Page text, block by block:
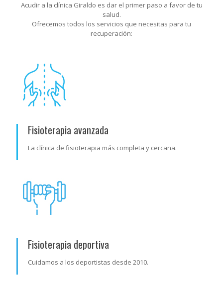
Acudir a la clínica Giraldo es dar el primer paso a favor de tu
salud.
Ofrecemos todos los servicios que necesitas para tu
recuperación:
Fisioterapia avanzada
La clínica de fisioterapia más completa y cercana.
Fisioterapia deportiva
Cuidamos a los deportistas desde 2010.